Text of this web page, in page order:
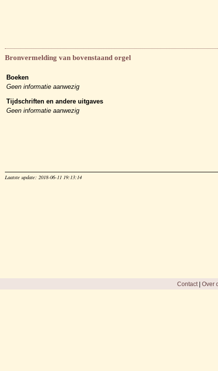
Bronvermelding van bovenstaand orgel
Boeken
Geen informatie aanwezig
Tijdschriften en andere uitgaves
Geen informatie aanwezig
Laatste update: 2018-06-11 19:13:14
Contact| Over